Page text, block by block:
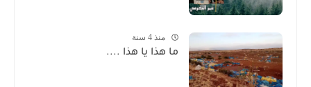
منذ 4 سنة
ما هذا يا هذا ....